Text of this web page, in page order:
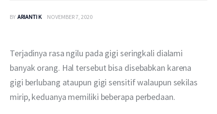
Berita
Layanan
BY ARIANTI K NOVEMBER 7, 2020
Terjadinya rasa ngilu pada gigi seringkali dialami
banyak orang. Hal tersebut bisa disebabkan karena
gigi berlubang ataupun gigi sensitif walaupun sekilas
mirip, keduanya memiliki beberapa perbedaan.